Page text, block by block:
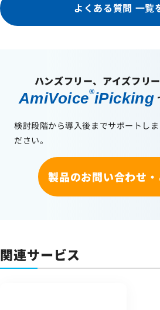
よくある質問 一覧
ハンズフリー、アイズフリ
AmiVoice®iPicking
検討段階から導入後までサポートし
ださい。
製品のお問い合わせ
関連サービス